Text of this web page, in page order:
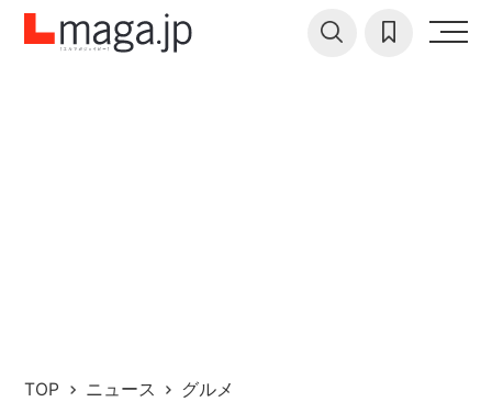
TOP ニュース グルメ